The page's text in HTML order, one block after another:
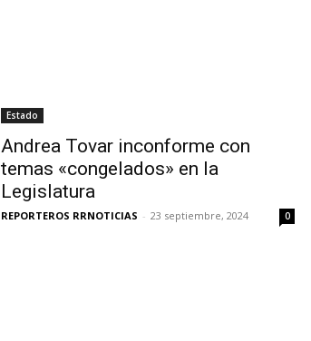
Estado
Andrea Tovar inconforme con
temas «congelados» en la
Legislatura
REPORTEROS RRNOTICIAS - 23 septiembre, 2024 0